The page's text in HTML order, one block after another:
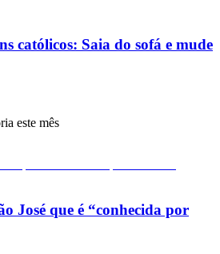
católicos: Saia do sofá e mude
este mês
José que é “conhecida por